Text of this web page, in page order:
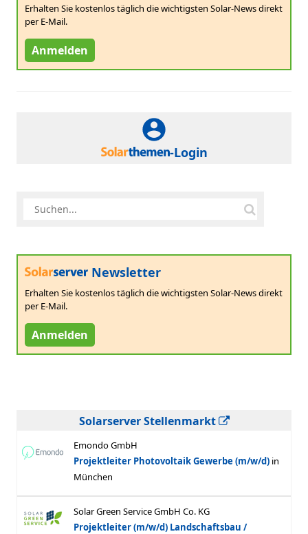
Erhalten Sie kostenlos täglich die wichtigsten Solar-News direkt
per E-Mail.
Anmelden
-Login
Newsletter
Erhalten Sie kostenlos täglich die wichtigsten Solar-News direkt
per E-Mail.
Anmelden
Solarserver Stellenmarkt